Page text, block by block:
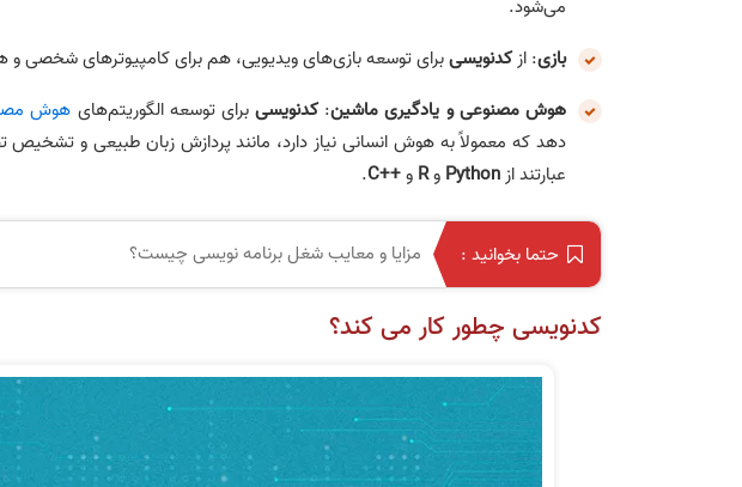
می‌شود.
بازی: ازکدنویسیبرای توسعه بازی‌های ویدیویی، هم برای کامپیوترهای شخصی
هوش مصنوعی و یادگیری ماشین:کدنویسیبرای توسعه الگوریتم‌های هوش
دهد که معمولاً به هوش انسانی نیاز دارد، مانند پردازش زبان طبیعی و تشخیص
عبارتند ازPython وR وC++
.
حتما بخوانید : مزایا و معایب شغل برنامه نویسی چیست؟
کدنویسی چطور کار می کند؟